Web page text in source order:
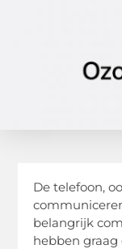
De telefoon,
belangrijk
hebben